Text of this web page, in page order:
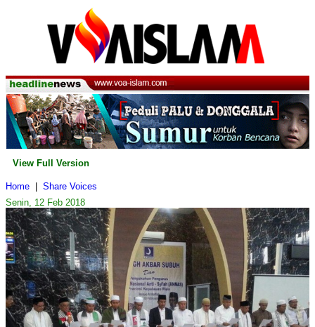
View Full Version
Home
Share Voices
Senin, 12 Feb 2018